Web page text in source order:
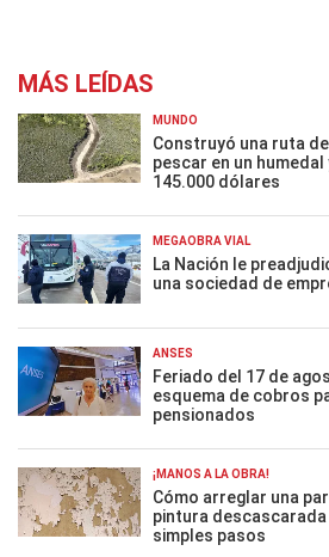
MÁS LEÍDAS
MUNDO
Construyó una ruta
pescar en un
145.000 dólares
MEGAOBRA VIAL
La Nación le
una sociedad de
ANSES
Feriado del 17 de
esquema de cobros
pensionados
¡MANOS A LA OBRA!
Cómo arreglar una
pintura descascarada
simples pasos